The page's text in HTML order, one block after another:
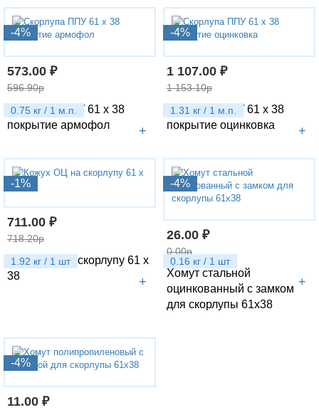
-4%
0.75 кг / 1 м.п.
573.00 ₽
+
596.90р
Скорлупа ППУ 61 х 38
покрытие армофол
-4%
1.31 кг / 1 м.п.
1 107.00 ₽
+
1 153.10р
Скорлупа ППУ 61 х 38
покрытие оцинковка
-1%
1.92 кг / 1 шт
711.00 ₽
+
718.20р
Кожух ОЦ на скорлупу 61 х
38
-4%
0.16 кг / 1 шт
26.00 ₽
+
0.00р
Хомут стальной
оцинкованный с замком
для скорлупы 61х38
-4%
11.00 ₽